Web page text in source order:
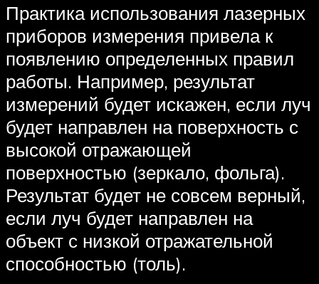
Практика использования лазерных
приборов измерения привела к
появлению определенных правил
работы. Например, результат
измерений будет искажен, если луч
будет направлен на поверхность с
высокой отражающей
поверхностью (зеркало, фольга).
Результат будет не совсем верный,
если луч будет направлен на
объект с низкой отражательной
способностью (толь).